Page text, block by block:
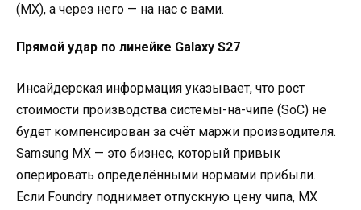
(MX), а через него — на нас с вами.
Прямой удар по линейке Galaxy S27
Инсайдерская информация указывает, что рост
стоимости производства системы-на-чипе (SoC) не
будет компенсирован за счёт маржи производителя.
Samsung MX — это бизнес, который привык
оперировать определёнными нормами прибыли.
Если Foundry поднимает отпускную цену чипа, MX